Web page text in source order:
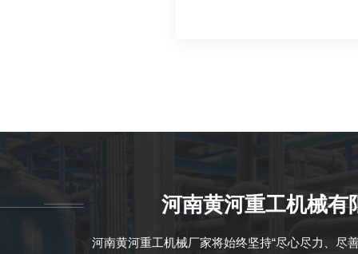
河南黄河重工机械有
河南黄河重工机械厂家将始终坚持“尽心尽力、尽